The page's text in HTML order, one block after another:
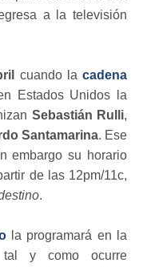
a la televisión
cuando lacadena
Estados Unidos la
Sebastián Rulli,
Santamarina. Ese
embargo su horario
de las 12pm/11c,
.
la programará en la
y como ocurre